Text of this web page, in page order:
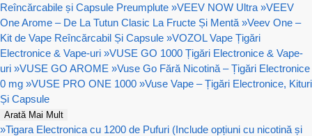
Reîncărcabile și Capsule Preumplute »VEEV NOW Ultra »VEEV
One Arome – De La Tutun Clasic La Fructe Și Mentă »Veev One –
Kit de Vape Reîncărcabil Și Capsule »VOZOL Vape Țigări
Electronice & Vape-uri »VUSE GO 1000 Țigări Electronice & Vape-
uri »VUSE GO AROME »Vuse Go Fără Nicotină – Țigări Electronice
0 mg »VUSE PRO ONE 1000 »Vuse Vape – Țigări Electronice, Kituri
Și Capsule
Arată Mai Mult
»Tigara Electronica cu 1200 de Pufuri (Include opțiuni cu nicotină și